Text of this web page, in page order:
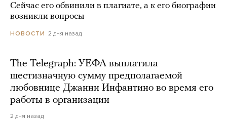
Сейчас его обвинили в плагиате, а к его биографии
возникли вопросы
НОВОСТИ 2 дня назад
The Telegraph: УЕФА выплатила
шестизначную сумму предполагаемой
любовнице Джанни Инфантино во время его
работы в организации
2 дня назад